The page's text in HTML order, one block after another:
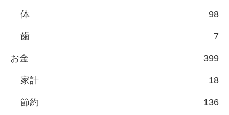
体 98
歯 7
お金 399
家計 18
節約 136